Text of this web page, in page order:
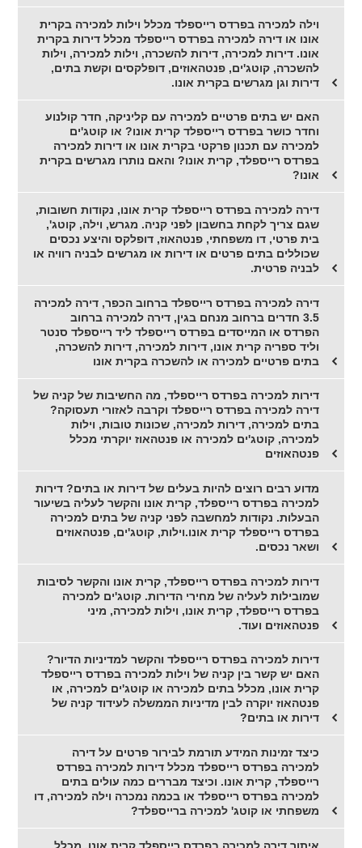
וילה למכירה בפרדס רייספלד מכלל וילות למכירה בקרית
אונו או דירה למכירה בפרדס רייספלד מכלל דירות בקרית
אונו. דירות למכירה, דירות להשכרה, וילות למכירה, וילות
להשכרה, קוטג'ים, פנטהאוזים, דופלקסים וקשת בתים,
דירות וגן מגרשים בקרית אונו.
האם יש בתים פרטיים למכירה עם קליניקה, חדר קולנוע
וחדר כושר בפרדס רייספלד קרית אונו? או קוטג'ים
למכירה עם תכנון פרקטי בקרית אונו או דירות למכירה
בפרדס רייספלד, קרית אונו? והאם נותרו מגרשים בקרית
אונו?
דירה למכירה בפרדס רייספלד קרית אונו, נקודות חשובות,
שגם צריך לקחת בחשבון לפני קניה. מגרש, וילה, קוטג',
בית פרטי, דו משפחתי, פנטהאוז, דופלקס והיצע נכסים
שכוללים בתים פרטים או דירות או מגרשים לבניה רוויה או
לבניה פרטית.
דירה למכירה בפרדס רייספלד ברחוב הכפר, דירה למכירה
3.5 חדרים ברחוב מנחם בגין, דירה למכירה ברחוב
הפרדס או המייסדים בפרדס רייספלד ליד רייספלד סנטר
וליד ספריה קרית אונו, דירות למכירה, דירות להשכרה,
בתים פרטיים למכירה או להשכרה בקרית אונו
דירות למכירה בפרדס רייספלד, מה החשיבות של קניה של
דירה למכירה בפרדס רייספלד וקרבה לאזורי תעסוקה?
בתים למכירה, דירות למכירה, שכונות טובות, וילות
למכירה, קוטג'ים למכירה או פנטהאוז יוקרתי מכלל
פנטהאוזים
מדוע רבים רוצים להיות בעלים של דירות או בתים? דירות
למכירה בפרדס רייספלד, קרית אונו והקשר לעליה בשיעור
הבעלות. נקודות למחשבה לפני קניה של בתים למכירה
בפרדס רייספלד קרית אונו.וילות, קוטג'ים, פנטהאוזים
ושאר נכסים.
דירות למכירה בפרדס רייספלד, קרית אונו והקשר לסיבות
שמובילות לעליה של מחירי הדירות. קוטג'ים למכירה
בפרדס רייספלד, קרית אונו, וילות למכירה, מיני
פנטהאוזים ועוד.
דירות למכירה בפרדס רייספלד והקשר למדיניות הדיור?
האם יש קשר בין קניה של וילות למכירה בפרדס רייספלד
קרית אונו, מכלל בתים למכירה או קוטג'ים למכירה, או
פנטהאוז יוקרה לבין מדיניות הממשלה לעידוד קניה של
דירות או בתים?
כיצד זמינות המידע תורמת לבירור פרטים על דירה
למכירה בפרדס רייספלד מכלל דירות למכירה בפרדס
רייספלד, קרית אונו. וכיצד מבררים כמה עולים בתים
למכירה בפרדס רייספלד או בכמה נמכרה וילה למכירה, דו
משפחתי או קוטג' למכירה ברייספלד?